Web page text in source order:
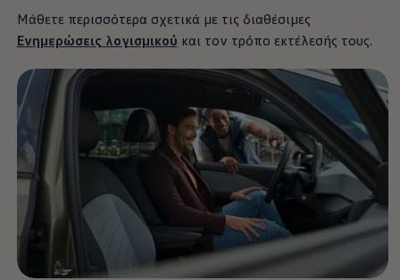
Μάθετε περισσότερα σχετικά με τις διαθέσιμες
Ενημερώσεις λογισμικού και τον τρόπο εκτέλεσής τους.